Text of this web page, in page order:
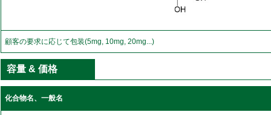
顧客の要求に応じて包装(5mg, 10mg, 20mg...)
容量 & 価格
化合物名、一般名